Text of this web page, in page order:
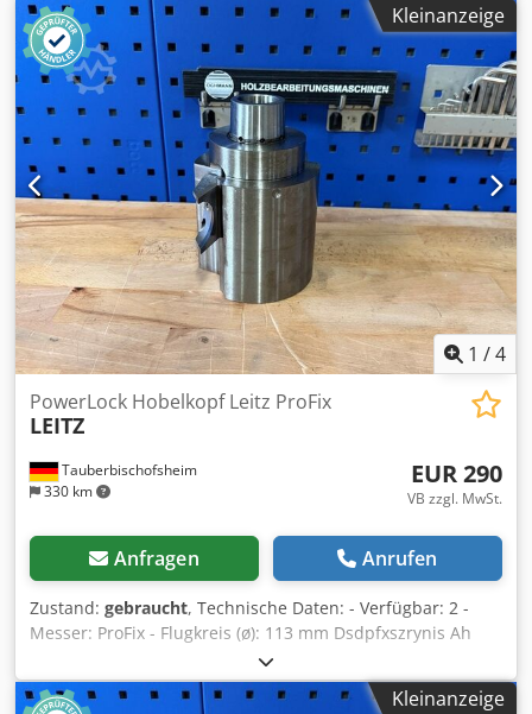
Bearbeitungsaufgaben dieser Maschinenart und kann
nach Absprache besichtigt werden. Weitere technische
Daten und der genaue Zustand werden auf Anfrage gerne
mitgeteilt. Technische Daten: - Messer: RVZ Z4 - Flugkreis
(ø): 122 mm Dwedpszrynvefx Ah Noa - Bohrung: 40 mm -
Länge: 150 mm - Material: Stahl
Kleinanzeige
1 /4
Tauberbischofsheim
330 km
PowerLock Hobelkopf Leitz ProFix
LEITZ
EUR 290
VB zzgl. MwSt.
Anfragen Anrufen
Zustand: gebraucht, Technische Daten: - Verfügbar: 2 -
Messer: ProFix - Flugkreis (ø): 113 mm Dsdpfxszrynis Ah
Nswa - Aufnahme: PowerLock HSK - Kennzeichnung: MEC -
Länge: 110 mm - Material: Stahl
Kleinanzeige